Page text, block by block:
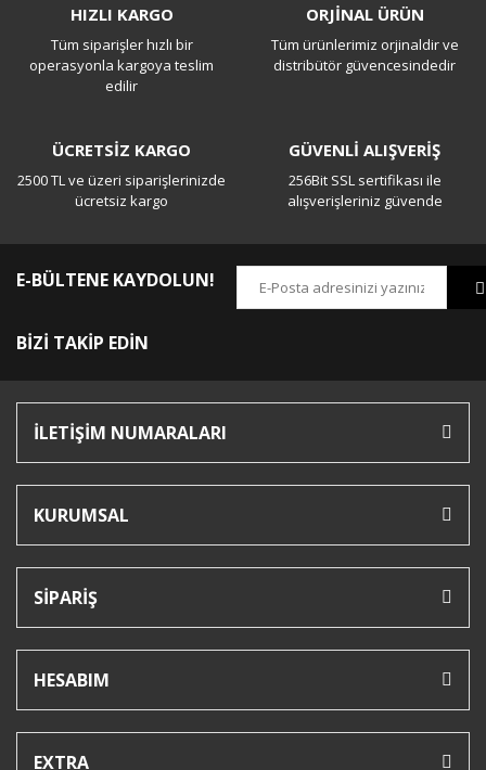
Yorum Yaz
HIZLI KARGO
Tüm siparişler hızlı bir
operasyonla kargoya teslim
edilir
ORJİNAL ÜRÜN
Tüm ürünlerimiz orjinaldir ve
distribütör güvencesindedir
ÜCRETSİZ KARGO
2500 TL ve üzeri siparişlerinizde
ücretsiz kargo
GÜVENLİ ALIŞVERİŞ
256Bit SSL sertifikası ile
alışverişleriniz güvende
E-BÜLTENE KAYDOLUN!
BİZİ TAKİP EDİN
İLETİŞİM NUMARALARI
KURUMSAL
SİPARİŞ
HESABIM
EXTRA